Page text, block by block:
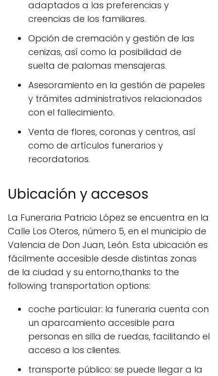
adaptados a las preferencias y
creencias de los familiares.
Opción de cremación y gestión de las
cenizas, así como la posibilidad de
suelta de palomas mensajeras.
Asesoramiento en la gestión de papeles
y trámites administrativos relacionados
con el fallecimiento.
Venta de flores, coronas y centros, así
como de artículos funerarios y
recordatorios.
Ubicación y accesos
La Funeraria Patricio López se encuentra en la
Calle Los Oteros, número 5, en el municipio de
Valencia de Don Juan, León. Esta ubicación es
fácilmente accesible desde distintas zonas
de la ciudad y su entorno,thanks to the
following transportation options:
coche particular: la funeraria cuenta con
un aparcamiento accesible para
personas en silla de ruedas, facilitando el
acceso a los clientes.
transporte público: se puede llegar a la